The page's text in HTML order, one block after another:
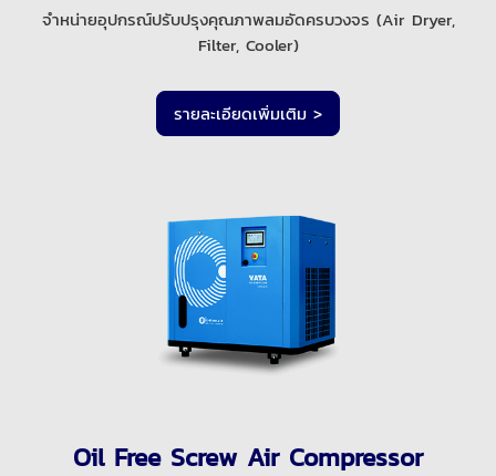
จำหน่ายอุปกรณ์ปรับปรุงคุณภาพลมอัดครบวงจร (Air Dryer,
Filter, Cooler)
รายละเอียดเพิ่มเติม >
Oil Free Screw Air Compressor